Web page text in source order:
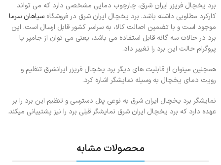
برد یخچال فریزر ایران شرق، چارچوب دمایی مشخصی دارد که می تواند
کارکرد مطلوبی داشته باشد. برد یخچال ایران شرق در فروشگاه سپاهان سرما
موجود است و با تضمین اصالت کالا، به سراسر کشور قابل ارسال است. این
برد در حالات سه گانه قابل استفاده می باشد، یعنی می توان از جامپر یا
پروگرام حالت این برد را تغییر داد.
همچنین میتوان از قابلیت های دیگر برد یخچال فریزر ایرانشرق تنظیم و
رویت دمای یخچال به وسیله نمایشگر اشاره کرد.
نمایشگر برد یخچال ایران شرق به نوعی پنل دسترسی و تنظیم این برد را بر
عهده دارد که برد یخچال ایران شرق نمایشگر قبلی برد را نیز پشتیبانی میکند.
محصولات مشابه